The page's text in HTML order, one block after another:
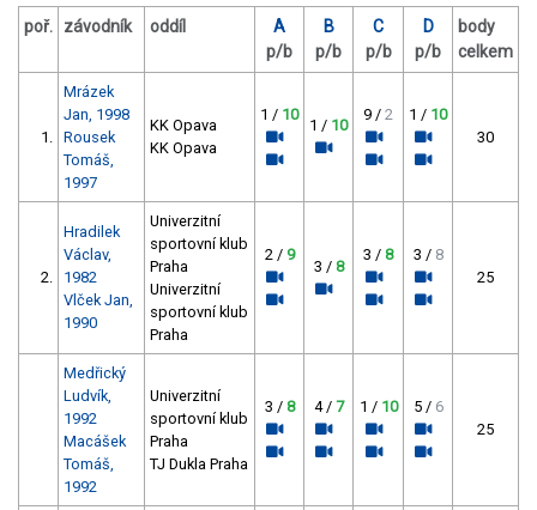
poř. závodník oddíl
A
p/b
B
p/b
C
p/b
D
p/b
body
celkem
1.
Mrázek
Jan, 1998
Rousek
Tomáš,
1997
KK Opava
KK Opava
1 / 10
1 / 10
9 / 2 1 / 10
30
2.
Hradilek
Václav,
1982
Vlček Jan,
1990
Univerzitní
sportovní klub
Praha
Univerzitní
sportovní klub
Praha
2 / 9
3 / 8
3 / 8 3 / 8
25
Medřický
Ludvík,
1992
Macášek
Tomáš,
1992
Univerzitní
sportovní klub
Praha
TJ Dukla Praha
3 / 8 4 / 7 1 / 10 5 / 6
25